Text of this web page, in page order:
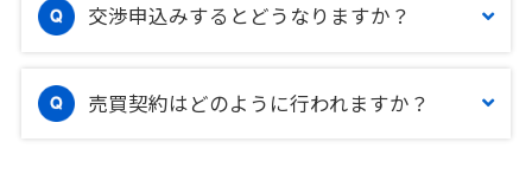
交渉申込みするとどうなりますか？
売買契約はどのように行われますか？